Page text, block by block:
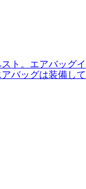
ト。エアバッグイ
バッグは装備して